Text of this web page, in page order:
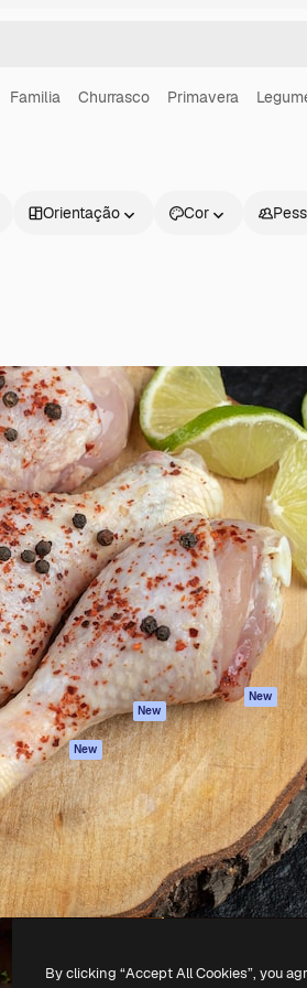
Familia Churrasco Primavera
Orientação Cor
Produtos
Spaces
Assistente de IA
Gerador de
imagens
Gerador de vídeos
Texto para voz
Conteúdo de stock
MCP para
Claude/ChatGPT
New
Agentes New
API
App móvel
Todas as
ferramentas
Começar
Academy
Documentação
Atendimento
Termos e
condições
Política de
privacidade
Originais New
Política de
Central de
confiabilidade
Afiliados
Empresas
Todos os direitos reservados.
By clicking “Accept All Cookies”, you